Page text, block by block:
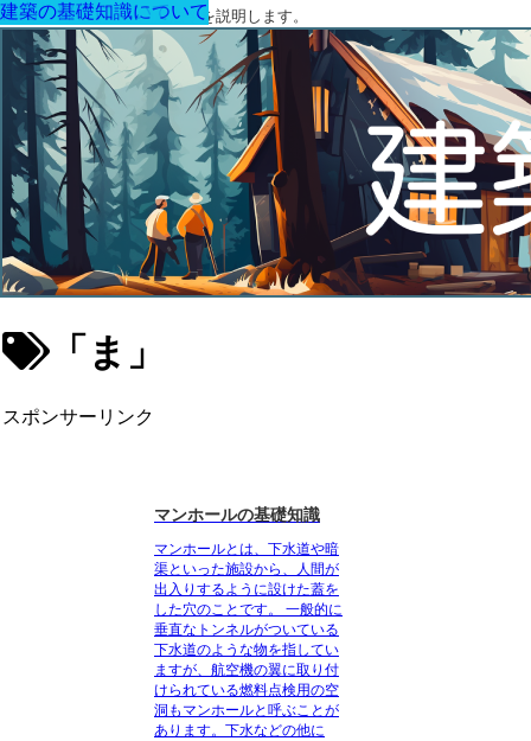
建築に関する用語と関連法令を説明します。
「ま」
スポンサーリンク
住宅の部位について
マンホールの基礎知識
マンホールとは、下水道や暗
渠といった施設から、人間が
出入りするように設けた蓋を
した穴のことです。
一般的に
垂直なトンネルがついている
下水道のような物を指してい
ますが、航空機の翼に取り付
けられている燃料点検用の空
洞もマンホールと呼ぶことが
あります。下水などの他に
建材と資材について
住宅の部位について
その他
住宅の部位について
住宅の部位について
建材と資材について
住宅の部位について
住宅の部位について
住宅の部位について
建材と資材について
建材と資材について
住宅の部位について
住宅の部位について
建築の基礎知識について
建築の基礎知識について
建築の設備について
住宅の部位について
住宅の部位について
その他
住宅の部位について
建材と資材について
住宅の部位について
建築の基礎知識について